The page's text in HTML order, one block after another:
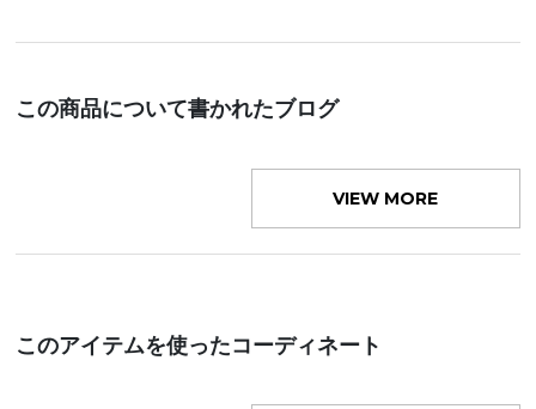
この商品について書かれたブログ
VIEW MORE
このアイテムを使ったコーディネート